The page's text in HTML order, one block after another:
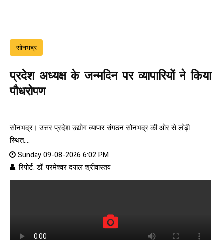
सोनभद्र
प्रदेश अध्यक्ष के जन्मदिन पर व्यापारियों ने किया
पौधरोपण
सोनभद्र। उत्तर प्रदेश उद्योग व्यापार संगठन सोनभद्र की ओर से लोढ़ी
स्थित....
Sunday 09-08-2026 6:02 PM
: रिपोर्ट: डॉ. परमेश्वर दयाल श्रीवास्तव